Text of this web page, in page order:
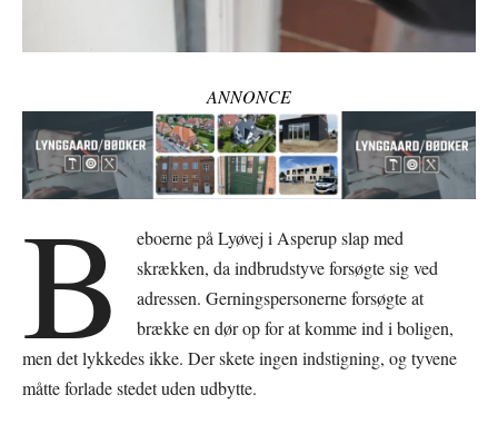
ANNONCE
B
eboerne på Lyøvej i Asperup slap med
skrækken, da indbrudstyve forsøgte sig ved
adressen. Gerningspersonerne forsøgte at
brække en dør op for at komme ind i boligen,
men det lykkedes ikke. Der skete ingen indstigning, og tyvene
måtte forlade stedet uden udbytte.